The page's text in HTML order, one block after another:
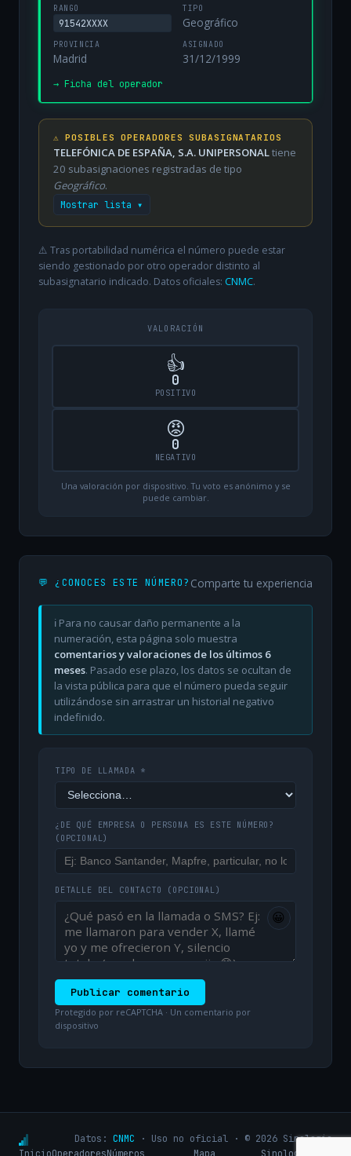
RANGO
91542XXXX
TIPO
Geográfico
PROVINCIA
Madrid
ASIGNADO
31/12/1999
→ Ficha del operador
⚠️ POSIBLES OPERADORES SUBASIGNATARIOS
TELEFÓNICA DE ESPAÑA, S.A. UNIPERSONALtiene
20 subasignaciones registradas de tipo
Geográfico.
Mostrar lista ▾
⚠️ Tras portabilidad numérica el número puede estar
siendo gestionado por otro operador distinto al
subasignatario indicado. Datos oficiales: CNMC.
VALORACIÓN
👍
0
POSITIVO
😡
0
NEGATIVO
Una valoración por dispositivo. Tu voto es anónimo y se
puede cambiar.
💬 ¿CONOCES ESTE NÚMERO? Comparte tu experiencia
ℹ️ Para no causar daño permanente a la
numeración, esta página solo muestra
comentarios y valoraciones de los últimos 6
meses. Pasado ese plazo, los datos se ocultan de
la vista pública para que el número pueda seguir
utilizándose sin arrastrar un historial negativo
indefinido.
TIPO DE LLAMADA *
¿DE QUÉ EMPRESA O PERSONA ES ESTE NÚMERO?
(OPCIONAL)
DETALLE DEL CONTACTO (OPCIONAL)
😀
Publicar comentario
Protegido por reCAPTCHA · Un comentario por
dispositivo
Datos: CNMC · Uso no oficial · © 2026 Sinologic